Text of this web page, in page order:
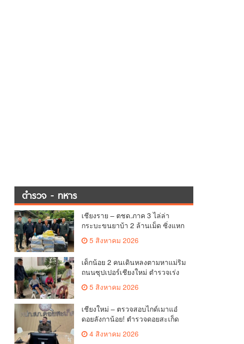
ตำรวจ - ทหาร
เชียงราย – ตชด.ภาค 3 ไล่ล่า
กระบะขนยาบ้า 2 ล้านเม็ด ซิ่งแหก
โค้งอัดกำแพงบ้านพังยับ ก่อนคนขับ
ทิ้งรถดอดหนีเข้าป่า
5 สิงหาคม 2026
เด็กน้อย 2 คนเดินหลงตามหาแม่ริม
ถนนซุปเปอร์เชียงใหม่ ตำรวจเร่ง
ช่วยปลอดภัย ล่าสุดครูโรงเรียนวัด
ดอนจั่นรับตัวดูแลแล้ว
5 สิงหาคม 2026
เชียงใหม่ – ตรวจสอบไกด์เมาแอ๋
ดอยลังกาน้อย! ตำรวจดอยสะเก็ด
ผนึกชุมชนสยบดราม่าโซเชียล
ส่งตัวบำบัดด่วนสร้างความมั่นใจ
4 สิงหาคม 2026